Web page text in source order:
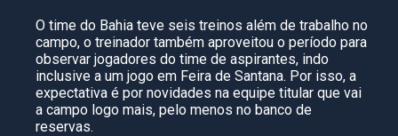
O time do Bahia teve seis treinos além de trabalho no
campo, o treinador também aproveitou o período para
observar jogadores do time de aspirantes, indo
inclusive a um jogo em Feira de Santana. Por isso, a
expectativa é por novidades na equipe titular que vai
a campo logo mais, pelo menos no banco de
reservas.